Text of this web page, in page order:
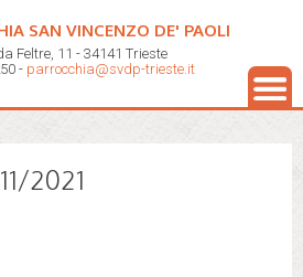
SAN VINCENZO DE' PAOLI
Feltre, 11 - 34141 Trieste
- parrocchia@svdp-trieste.it
2021